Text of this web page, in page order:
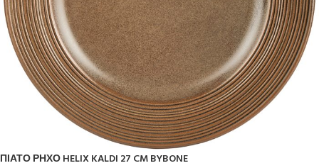
ΠΙΑΤΟ ΡΗΧΟ HELIX KALDI 27 CM BYBONE